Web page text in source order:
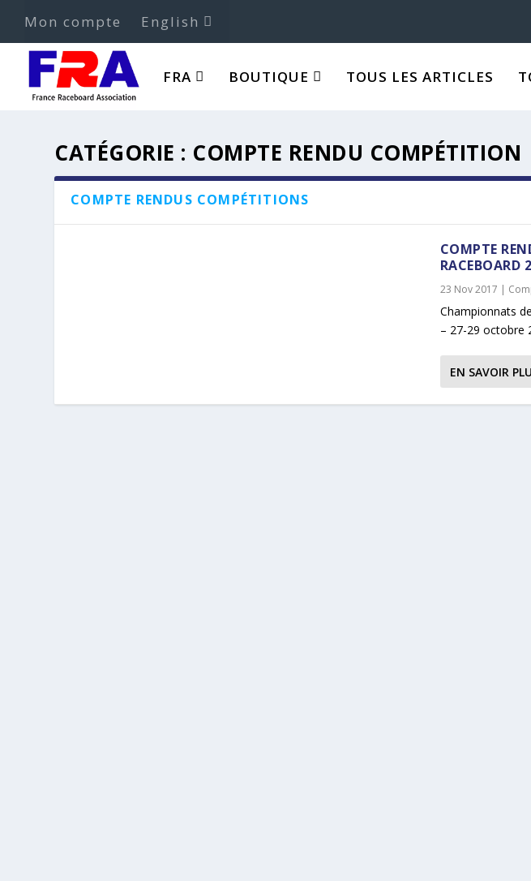
Mon compte English
FRA BOUTIQUE TOUS LES ARTICLES
CATÉGORIE : COMPTE RENDU COMPÉTITION
COMPTE RENDUS COMPÉTITIONS
COMPTE
RACEBOARD
23 Nov 2017 |
Championnats
– 27-29 octobre
EN SAVOIR